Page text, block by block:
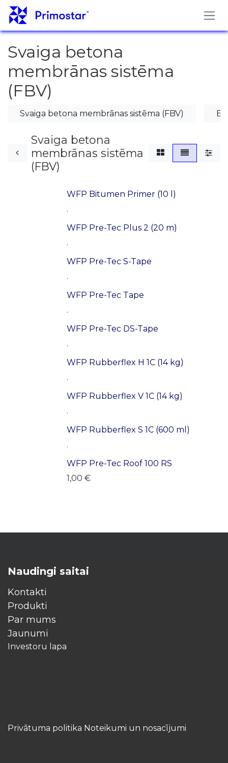
Pāriet pie satura
Svaiga betona
membrānas sistēma
(FBV)
Svaiga betona membrānas sistēma (FBV)
Svaiga betona
membrānas sistēma
(FBV)
WFP Bitumen Primer (10 l)
.
WFP Pre-Tec Plus 2 (20 m)
.
WFP Pre-Tec S-Tape
.
WFP Pre-Tec Tape
.
WFP Pre-Tec DS-Tape
.
WFP Rubberflex H 1C (14 kg)
.
WFP Rubberflex V 1C (14 kg)
.
WFP Rubberflex S 1C (600 ml)
.
WFP Pre-Tec Roof 100 RS
1,00 €
Naudingi saitai
Kontakti
Produkti
Par mums
Jaunumi
Investoru lapa
Privātuma politika Noteikumi un nosacījumi